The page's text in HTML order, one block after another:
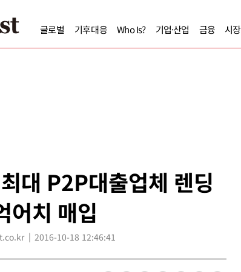
글로벌 기후대응 Who Is? 기업·산업 금융 시
대 P2P대출업체 렌딩
어치 매입
2016-10-18 12:46:41